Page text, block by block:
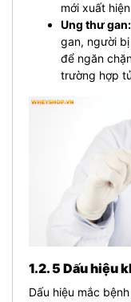
mới xuất
Ung thư gan:
gan, người
để ngăn
trường hợp
1.2. 5 Dấu hiệu
Dấu hiệu mắc